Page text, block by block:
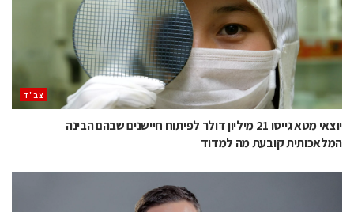
‫צב"ד‬
יוצאי מטא גייסו 21 מיליון דולר לפיתוח חיישנים שבהם הבינה
המלאכותית קובעת מה למדוד